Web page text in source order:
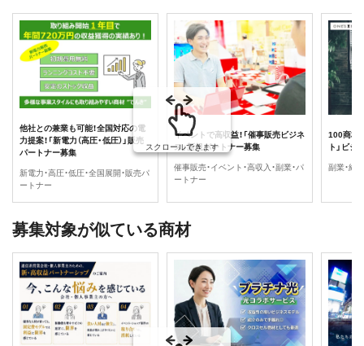
他社との兼業も可能！全国対応の電
力提案！「新電力（高圧・低圧）」販売
パートナー募集
新電力・高圧・低圧・全国展開・販売パ
ートナー
イベントで高収益！「催事販売ビジネ
ス」新規パートナー募集
催事販売・イベント・高収入・副業・パ
ートナー
100商材
ト」ビジ
副業・経
スクロールできます
募集対象が似ている商材